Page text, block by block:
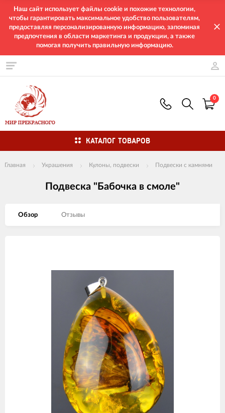
Наш сайт использует файлы cookie и похожие технологии,
чтобы гарантировать максимальное удобство пользователям,
предоставляя персонализированную информацию, запоминая
предпочтения в области маркетинга и продукции, а также
помогая получить правильную информацию.
0
КАТАЛОГ ТОВАРОВ
Главная Украшения Кулоны, подвески Подвески с камнями
Подвеска "Бабочка в смоле"
Обзор Отзывы